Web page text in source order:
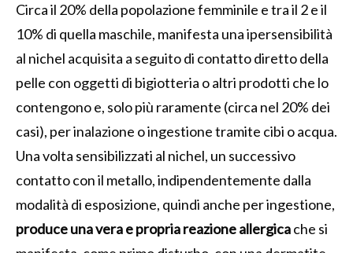
Circa il 20% della popolazione femminile e tra il 2 e il
10% di quella maschile, manifesta una ipersensibilità
al nichel acquisita a seguito di contatto diretto della
pelle con oggetti di bigiotteria o altri prodotti che lo
contengono e, solo più raramente (circa nel 20% dei
casi), per inalazione o ingestione tramite cibi o acqua.
Una volta sensibilizzati al nichel, un successivo
contatto con il metallo, indipendentemente dalla
modalità di esposizione, quindi anche per ingestione,
produce una vera e propria reazione allergicache si